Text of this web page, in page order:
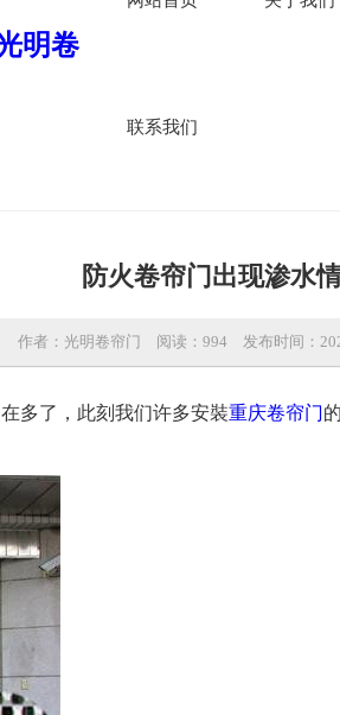
联系我们
防火卷帘门出现渗水
作者：光明卷帘门 阅读：994 发布时间：
多了，此刻我们许多安裝重庆卷帘门